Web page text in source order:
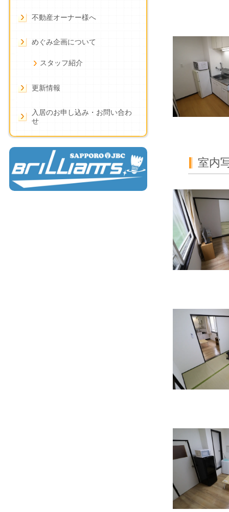
室内
不動産オーナー様へ
めぐみ企画について
スタッフ紹介
更新情報
入居のお申し込み・お問い合わ
せ